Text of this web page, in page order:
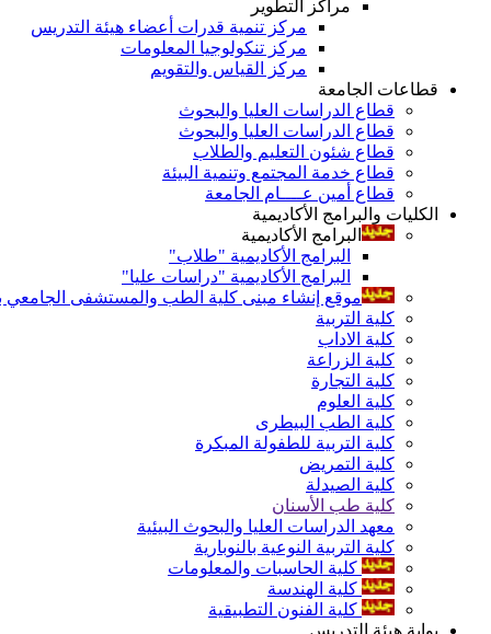
مراكز التطوير
مركز تنمية قدرات أعضاء هيئة التدريس
مركز تنكولوجيا المعلومات
مركز القياس والتقويم
قطاعات الجامعة
قطاع الدراسات العليا والبحوث
قطاع الدراسات العليا والبحوث
قطاع شئون التعليم والطلاب
قطاع خدمة المجتمع وتنمية البيئة
قطاع أمين عــــام الجامعة
الكليات والبرامج الأكاديمية
البرامج الأكاديمية
البرامج الأكاديمية "طلاب"
البرامج الأكاديمية "دراسات عليا"
موقع إنشاء مبنى كلية الطب والمستشفى الجامعي
كلية التربية
كلية الاداب
كلية الزراعة
كلية التجارة
كلية العلوم
كلية الطب البيطرى
كلية التربية للطفولة المبكرة
كلية التمريض
كلية الصيدلة
كلية طب الأسنان
معهد الدراسات العليا والبحوث البيئية
كلية التربية النوعية بالنوبارية
كلية الحاسبات والمعلومات
كلية الهندسة
كلية الفنون التطبيقية
بوابة هيئة التدريس